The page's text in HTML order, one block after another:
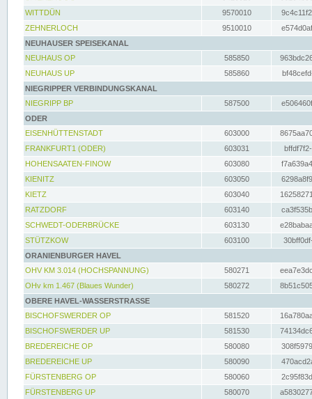
WITTDÜN
9570010
ZEHNERLOCH
9510010
NEUHAUSER SPEISEKANAL
NEUHAUS OP
585850
NEUHAUS UP
585860
NIEGRIPPER VERBINDUNGSKANAL
NIEGRIPP BP
587500
ODER
EISENHÜTTENSTADT
603000
FRANKFURT1 (ODER)
603031
HOHENSAATEN-FINOW
603080
KIENITZ
603050
KIETZ
603040
RATZDORF
603140
SCHWEDT-ODERBRÜCKE
603130
STÜTZKOW
603100
ORANIENBURGER HAVEL
OHV KM 3.014 (HOCHSPANNUNG)
580271
OHv km 1.467 (Blaues Wunder)
580272
OBERE HAVEL-WASSERSTRASSE
BISCHOFSWERDER OP
581520
BISCHOFSWERDER UP
581530
BREDEREICHE OP
580080
BREDEREICHE UP
580090
FÜRSTENBERG OP
580060
FÜRSTENBERG UP
580070